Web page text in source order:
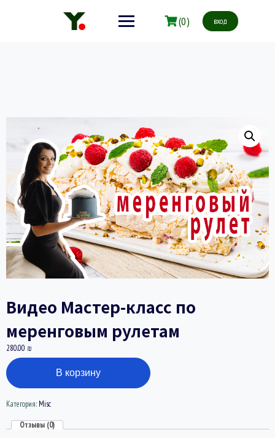
(0) вход
Видео Мастер-класс по
меренговым рулетам
280.00 ₪
Количество товара Видео Мастер-класс по меренговым рулетам
В корзину
Категория: Misc
Отзывы (0)